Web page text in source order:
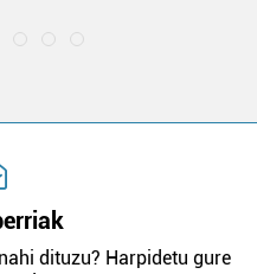
dituzu? Harpidetu gure